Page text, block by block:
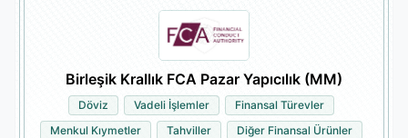
Birleşik Krallık FCA Pazar Yapıcılık (MM)
Döviz Vadeli İşlemler
Finansal Türevler
Menkul Kıymetler
Tahviller
Diğer Finansal Ürünler